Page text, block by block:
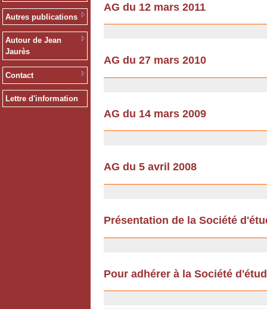
Autres publications
Autour de Jean
Jaurès
Contact
Lettre d'information
AG du 12 mars 2011
AG du 27 mars 2010
AG du 14 mars 2009
AG du 5 avril 2008
Présentation de la Société
Pour adhérer à la Société